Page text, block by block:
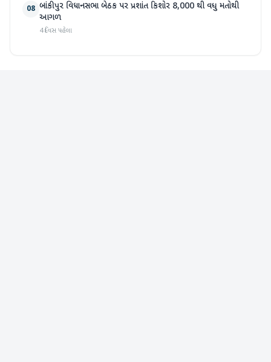
08 બાંકીપુર વિધાનસભા બેઠક પર પ્રશાંત કિશોર 8,000 થી વધુ મતોથી
આગળ
4 દિવસ પહેલા